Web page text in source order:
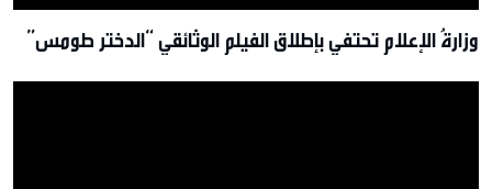
وزارةُ الإعلام تحتفي بإطلاق الفيلم الوثائقي “الدختر طومس”